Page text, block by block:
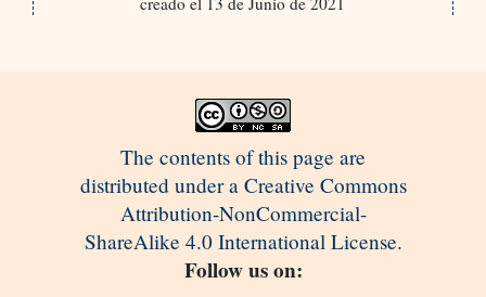
The contents of this page are
distributed under a Creative Commons
Attribution-NonCommercial-
ShareAlike 4.0 International License.
Follow us on: